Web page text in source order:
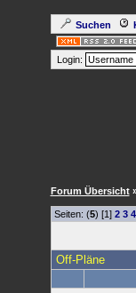
Suchen
Login:
Forum Übersicht
Seiten: (5) [1] 2 3 4
Off-Pläne